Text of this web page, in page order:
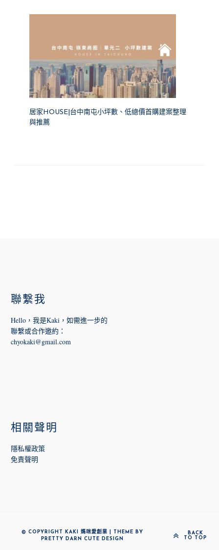
居家HOUSE|台中南屯小坪數、低總價首購建案整理
與推薦
聯繫我
Hello，我是Kaki，如需進一步的
聯繫或合作邀約 ：
chyokaki@gmail.com
相關聲明
隱私權政策
免責聲明
© COPYRIGHT KAKI 媽咪愛創業 | THEME BY
PRETTY DARN CUTE DESIGN
BACK
TO TOP